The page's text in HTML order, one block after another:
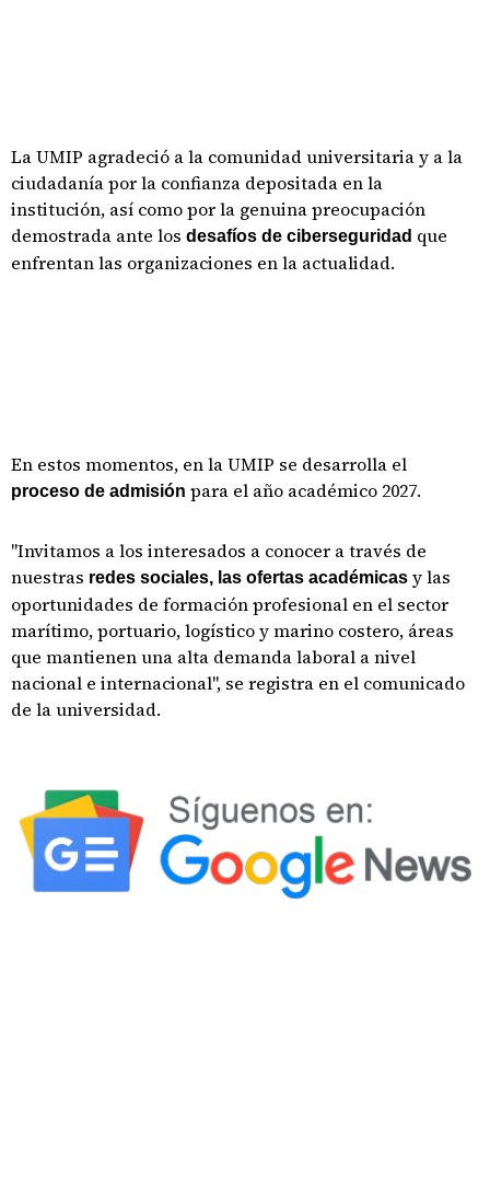
La UMIP agradeció a la comunidad universitaria y a la
ciudadanía por la confianza depositada en la
institución, así como por la genuina preocupación
demostrada ante los desafíos de ciberseguridad que
enfrentan las organizaciones en la actualidad.
En estos momentos, en la UMIP se desarrolla el
proceso de admisión para el año académico 2027.
"Invitamos a los interesados a conocer a través de
nuestras redes sociales, las ofertas académicas y las
oportunidades de formación profesional en el sector
marítimo, portuario, logístico y marino costero, áreas
que mantienen una alta demanda laboral a nivel
nacional e internacional", se registra en el comunicado
de la universidad.